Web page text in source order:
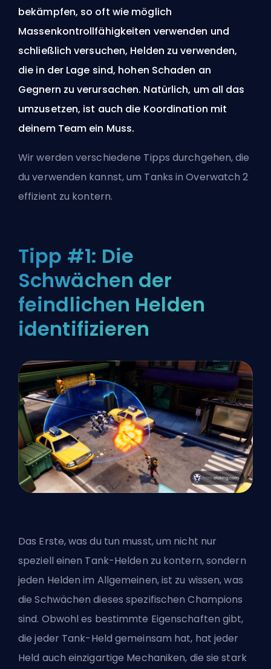
bekämpfen, so oft wie möglich
Massenkontrollfähigkeiten verwenden und
schließlich versuchen, Helden zu verwenden,
die in der Lage sind, hohen Schaden an
Gegnern zu verursachen. Natürlich, um all das
umzusetzen, ist auch die Koordination mit
deinem Team ein Muss.
Wir werden verschiedene Tipps durchgehen, die
du verwenden kannst, um Tanks in Overwatch 2
effizient zu kontern.
Tipp #1: Die
Schwächen der
feindlichen Helden
identifizieren
Das Erste, was du tun musst, um nicht nur
speziell einen Tank-Helden zu kontern, sondern
jeden Helden im Allgemeinen, ist zu wissen, was
die Schwächen dieses spezifischen Champions
sind. Obwohl es bestimmte Eigenschaften gibt,
die jeder Tank-Held gemeinsam hat, hat jeder
Held auch einzigartige Mechaniken, die sie stark